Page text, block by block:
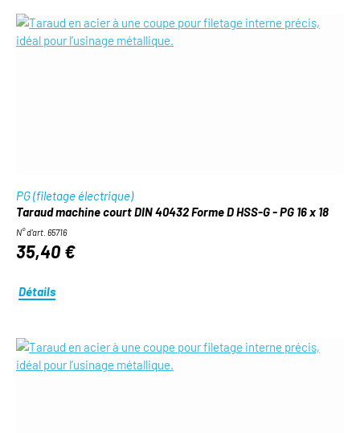
PG (filetage électrique)
Taraud machine court DIN 40432 Forme D HSS-G - PG 16 x 18
N° d'art. 65716
35,40 €
Détails